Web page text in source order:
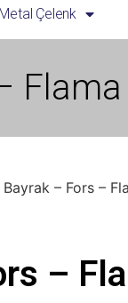
Metal Çelenk
– Fors –
–